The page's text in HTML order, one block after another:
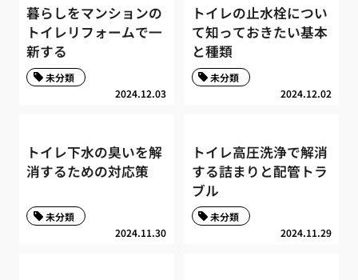
暮らしをマンションの
トイレリフォームで一
新する
2024.12.03
未分類
トイレの止水栓につい
て知っておきたい基本
と種類
2024.12.02
未分類
トイレ下水の臭いを解
消するための対応策
2024.11.30
未分類
トイレ高圧洗浄で解消
する詰まりと配管トラ
ブル
2024.11.29
未分類